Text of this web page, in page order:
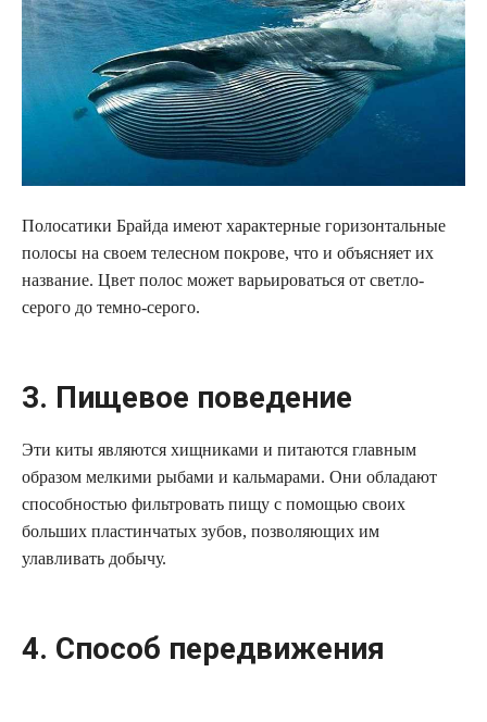
Полосатики Брайда имеют характерные горизонтальные
полосы на своем телесном покрове, что и объясняет их
название. Цвет полос может варьироваться от светло-
серого до темно-серого.
3. Пищевое поведение
Эти киты являются хищниками и питаются главным
образом мелкими рыбами и кальмарами. Они обладают
способностью фильтровать пищу с помощью своих
больших пластинчатых зубов, позволяющих им
улавливать добычу.
4. Способ передвижения